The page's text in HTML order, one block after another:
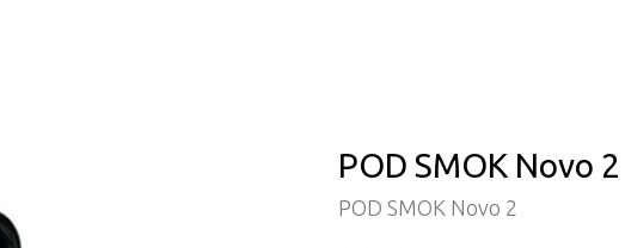
POD SMOK Novo
POD SMOK Novo 2